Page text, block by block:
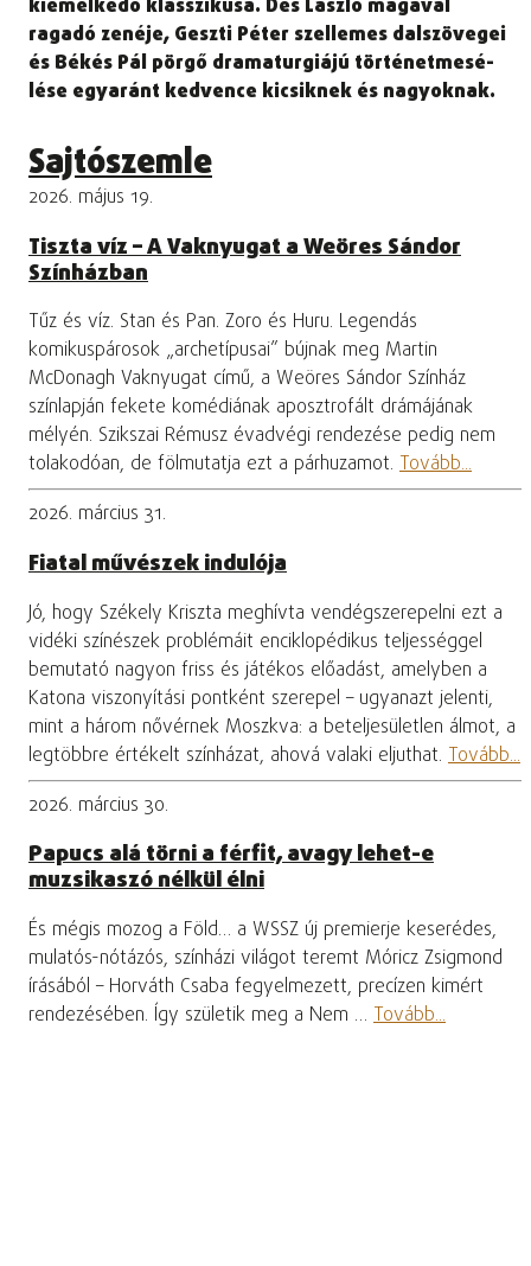
kiemelkedő klasszikusa. Dés László magával
ragadó zenéje, Geszti Péter szelle­mes dalszövegei
és Békés Pál pörgő dramaturgiájú történetmesé­
lése egyaránt kedvence kicsiknek és na­gyoknak.
Sajtószemle
2026. május 19.
Tiszta víz – A Vaknyugat a Weöres Sándor
Színházban
Tűz és víz. Stan és Pan. Zoro és Huru. Legendás
komikuspárosok „archetípusai” bújnak meg Martin
McDonagh Vaknyugat című, a Weöres Sándor Színház
színlapján fekete komédiának aposztrofált drámájának
mélyén. Szikszai Rémusz évadvégi rendezése pedig nem
tolakodóan, de fölmutatja ezt a párhuzamot. Tovább...
2026. március 31.
Fiatal művészek indulója
Jó, hogy Székely Kriszta meghívta vendégszerepelni ezt a
vidéki színészek problémáit enciklopédikus teljességgel
bemutató nagyon friss és játékos előadást, amelyben a
Katona viszonyítási pontként szerepel – ugyanazt jelenti,
mint a három nővérnek Moszkva: a beteljesületlen álmot, a
legtöbbre értékelt színházat, ahová valaki eljuthat. Tovább...
2026. március 30.
Papucs alá törni a férfit, avagy lehet-e
muzsikaszó nélkül élni
És mégis mozog a Föld… a WSSZ új premierje keserédes,
mulatós-nótázós, színházi világot teremt Móricz Zsigmond
írásából – Horváth Csaba fegyelmezett, precízen kimért
rendezésében. Így születik meg a Nem … Tovább...